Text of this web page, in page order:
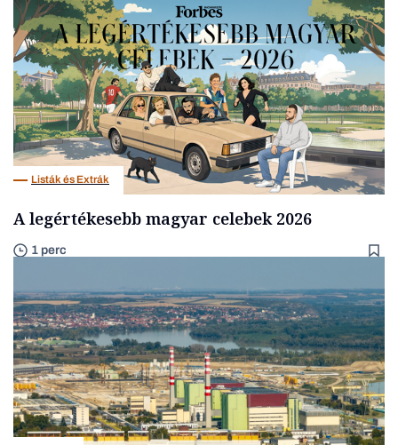
Listák és Extrák
A legértékesebb magyar celebek 2026
1 perc